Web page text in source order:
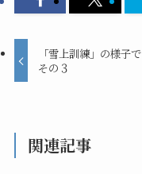
「雪上訓練」の様子
その３
関連記事